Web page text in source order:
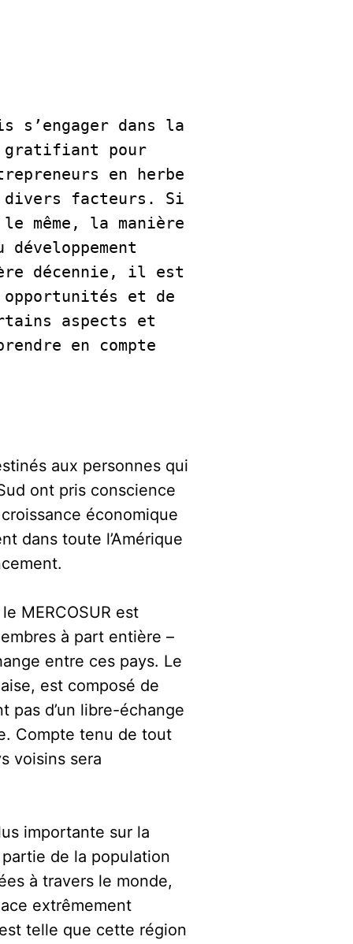
s’engager dans la
gratifiant pour
en herbe
divers facteurs. Si
même, la manière
décennie, il est
et de
aspects et
en compte
aux personnes qui
ont pris conscience
économique
dans toute l’Amérique
MERCOSUR est
à part entière –
entre ces pays. Le
est composé de
pas d’un libre-échange
Compte tenu de tout
voisins sera
importante sur la
de la population
à travers le monde,
extrêmement
telle que cette région